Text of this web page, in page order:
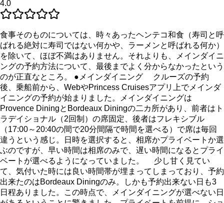
4.0
食事そのものについては、時々あったヘンテコ和食（寿司と呼
ばれる絶対に寿司ではない何かや、ラーメンと呼ばれる何か）
を除いて、ほぼ不満はありません。それよりも、メインダイニ
ングの予約方法について、最後までよく分からなかったという
のが正直なところ。 ●メインダイニング クルーズの予約
後、乗船前から、WebやPrincess Cruisesアプリ上でメインダ
イニングの予約が始まりました。メインダイニングは
Provence DiningとBordeaux Diningの二カ所があり、前者はト
ラデイショナル（2回制）の席固定、後者はフレキシブル
（17:00～20:40の間で20分間隔で時間を選べる）で席は毎回
違うという感じ。日時を選択すると、相席かプライベートか選
ぶのですが、早い時間は相席のみで、遅い時間になるとプライ
ベートが選べるようになっていました。 少し甘く見てい
て、気付いた時には良い時間帯が埋まってしまっており、予約
出来たのはBordeaux Diningのみ。しかも予約出来ない日も3
日程ありました。この時点で、メインダイニングが選べない日